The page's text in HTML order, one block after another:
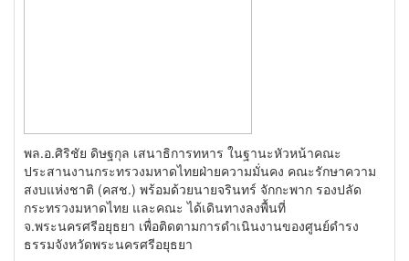
พล.อ.ศิริชัย ดิษฐกุล เสนาธิการทหาร ในฐานะหัวหน้าคณะ
ประสานงานกระทรวงมหาดไทยฝ่ายความมั่นคง คณะรักษาความ
สงบแห่งชาติ (คสช.) พร้อมด้วยนายจรินทร์ จักกะพาก รองปลัด
กระทรวงมหาดไทย และคณะ ได้เดินทางลงพื้นที่
จ.พระนครศรีอยุธยา เพื่อติดตามการดำเนินงานของศูนย์ดำรง
ธรรมจังหวัดพระนครศรีอยุธยา